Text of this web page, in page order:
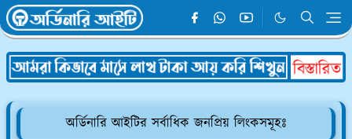
অর্ডিনারি আইটির সর্বাধিক জনপ্রিয় লিংকসমূহঃ